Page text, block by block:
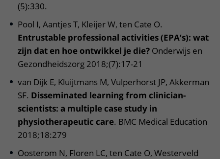
(5):330.
Pool I, Aantjes T, Kleijer W, ten Cate O.
Entrustable professional activities (EPA’s): wat
zijn dat en hoe ontwikkel je die? Onderwijs en
Gezondheidszorg 2018;(7):17-21
van Dijk E, Kluijtmans M, Vulperhorst JP, Akkerman
SF. Disseminated learning from clinician-
scientists: a multiple case study in
physiotherapeutic care. BMC Medical Education
2018;18:279
Oosterom N, Floren LC, ten Cate O, Westerveld